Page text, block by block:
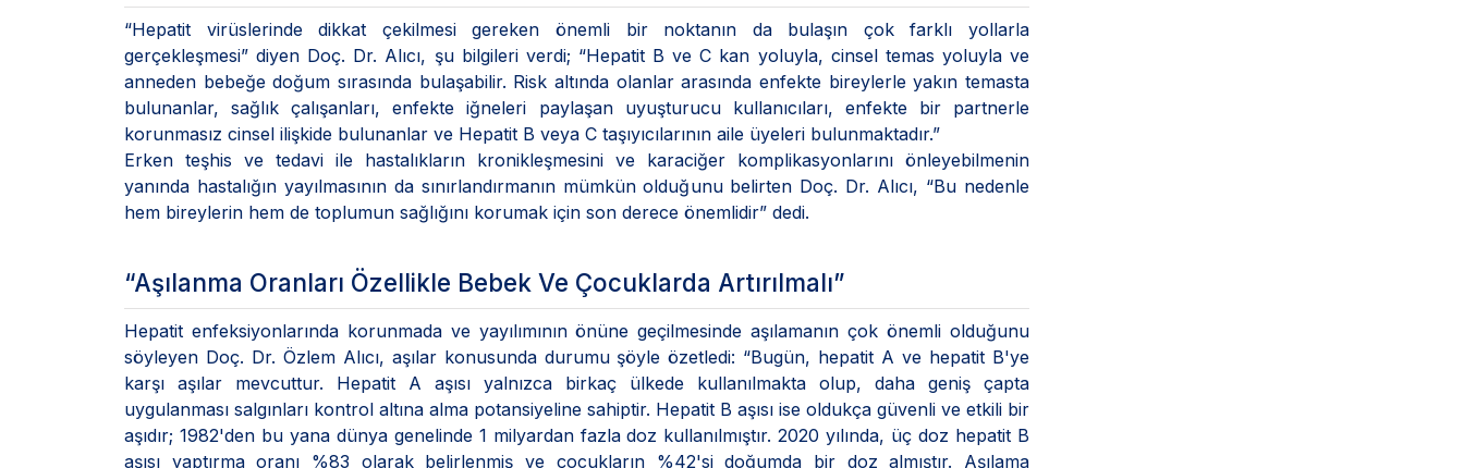
“Hepatit virüslerinde dikkat çekilmesi gereken önemli bir noktanın da bulaşın çok farklı yollarla
gerçekleşmesi” diyen Doç. Dr. Alıcı, şu bilgileri verdi; “Hepatit B ve C kan yoluyla, cinsel temas yoluyla ve
anneden bebeğe doğum sırasında bulaşabilir. Risk altında olanlar arasında enfekte bireylerle yakın temasta
bulunanlar, sağlık çalışanları, enfekte iğneleri paylaşan uyuşturucu kullanıcıları, enfekte bir partnerle
korunmasız cinsel ilişkide bulunanlar ve Hepatit B veya C taşıyıcılarının aile üyeleri bulunmaktadır.”
Erken teşhis ve tedavi ile hastalıkların kronikleşmesini ve karaciğer komplikasyonlarını önleyebilmenin
yanında hastalığın yayılmasının da sınırlandırmanın mümkün olduğunu belirten Doç. Dr. Alıcı, “Bu nedenle
hem bireylerin hem de toplumun sağlığını korumak için son derece önemlidir” dedi.
“Aşılanma Oranları Özellikle Bebek Ve Çocuklarda Artırılmalı”
Hepatit enfeksiyonlarında korunmada ve yayılımının önüne geçilmesinde aşılamanın çok önemli olduğunu
söyleyen Doç. Dr. Özlem Alıcı, aşılar konusunda durumu şöyle özetledi: “Bugün, hepatit A ve hepatit B'ye
karşı aşılar mevcuttur. Hepatit A aşısı yalnızca birkaç ülkede kullanılmakta olup, daha geniş çapta
uygulanması salgınları kontrol altına alma potansiyeline sahiptir. Hepatit B aşısı ise oldukça güvenli ve etkili bir
aşıdır; 1982'den bu yana dünya genelinde 1 milyardan fazla doz kullanılmıştır. 2020 yılında, üç doz hepatit B
aşısı yaptırma oranı %83 olarak belirlenmiş ve çocukların %42'si doğumda bir doz almıştır. Aşılama